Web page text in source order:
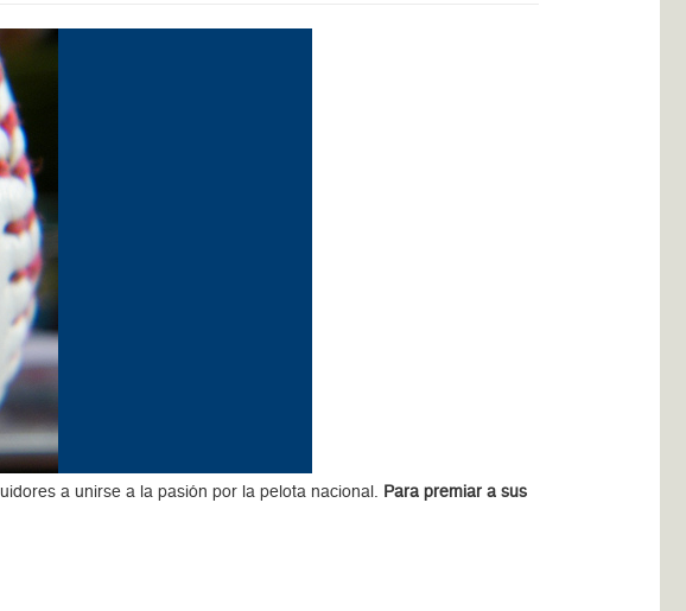
a unirse a la pasión por la pelota nacional. Para premiar a sus